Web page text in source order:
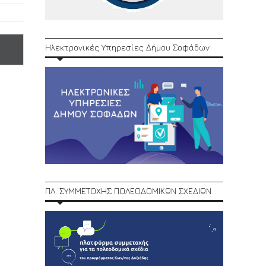
Ηλεκτρονικές Υπηρεσίες Δήμου Σοφάδων
ΠΛ. ΣΥΜΜΕΤΟΧΗΣ ΠΟΛΕΟΔΟΜΙΚΩΝ ΣΧΕΔΙΩΝ